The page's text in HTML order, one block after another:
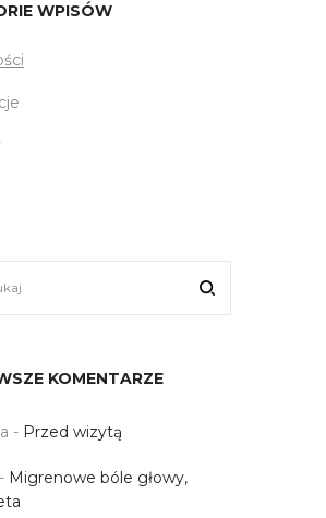
WPISÓW
KOMENTARZE
- Przed wizytą
- Migrenowe bóle głowy,